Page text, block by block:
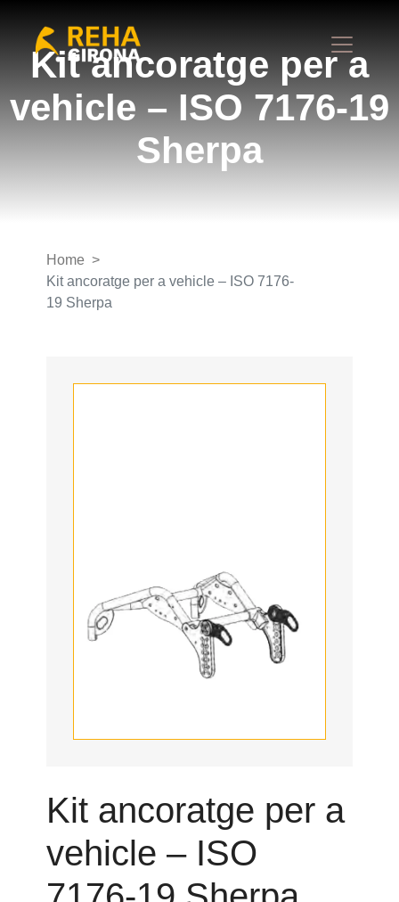
Kit ancoratge per a
vehicle – ISO 7176-19
Sherpa
Home
Kit ancoratge per a vehicle – ISO 7176-
19 Sherpa
Kit ancoratge per a
vehicle – ISO